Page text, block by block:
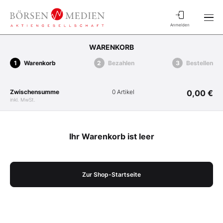
Anmelden
WARENKORB
Warenkorb Bezahlen Bestellen
Zwischensumme
inkl. MwSt.
0 Artikel 0,00 €
Ihr Warenkorb ist leer
Zur Shop-Startseite